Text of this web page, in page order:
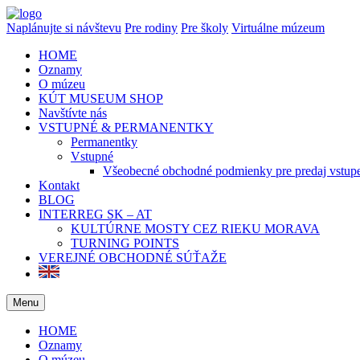
Naplánujte si návštevu Pre rodiny Pre školy Virtuálne múzeum
HOME
Oznamy
O múzeu
KÚT MUSEUM SHOP
Navštívte nás
VSTUPNÉ & PERMANENTKY
Permanentky
Vstupné
Všeobecné obchodné podmienky pre predaj
Kontakt
BLOG
INTERREG SK – AT
KULTÚRNE MOSTY CEZ RIEKU MORAVA
TURNING POINTS
VEREJNÉ OBCHODNÉ SÚŤAŽE
Menu
HOME
Oznamy